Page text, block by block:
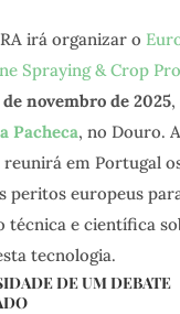
irá organizar o
Spraying & Crop
de novembro de 2025,
Pacheca, no Douro. A
em Portugal
peritos europeus
técnica e científica
tecnologia.
DE UM DEBATE